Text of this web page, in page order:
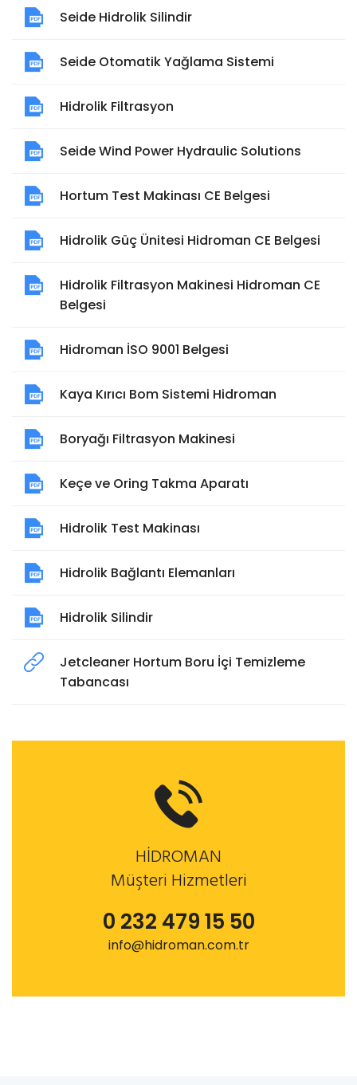
Seide Hidrolik Silindir
Seide Otomatik Yağlama Sistemi
Hidrolik Filtrasyon
Seide Wind Power Hydraulic Solutions
Hortum Test Makinası CE Belgesi
Hidrolik Güç Ünitesi Hidroman CE Belgesi
Hidrolik Filtrasyon Makinesi Hidroman CE
Belgesi
Hidroman İSO 9001 Belgesi
Kaya Kırıcı Bom Sistemi Hidroman
Boryağı Filtrasyon Makinesi
Keçe ve Oring Takma Aparatı
Hidrolik Test Makinası
Hidrolik Bağlantı Elemanları
Hidrolik Silindir
Jetcleaner Hortum Boru İçi Temizleme
Tabancası
HİDROMAN
Müşteri Hizmetleri
0 232 479 15 50
info@hidroman.com.tr